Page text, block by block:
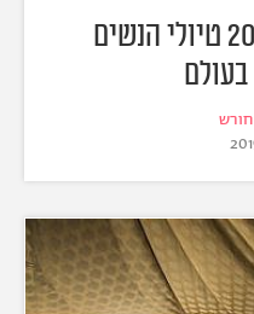
אין כניסה לגברים: 20 טיולי הנשים
חורש